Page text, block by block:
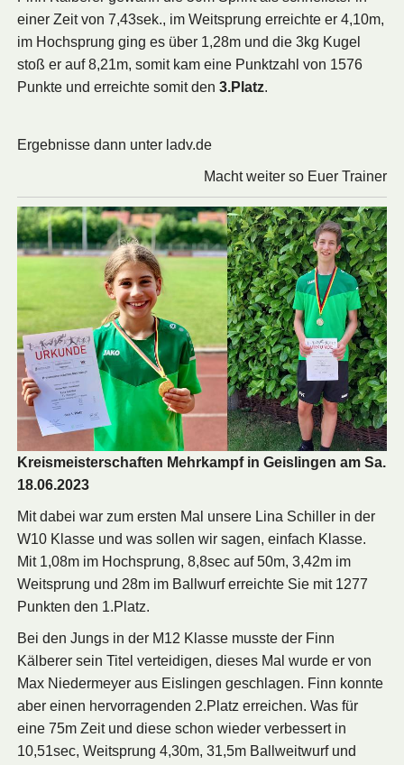
einer Zeit von 7,43sek., im Weitsprung erreichte er 4,10m,
im Hochsprung ging es über 1,28m und die 3kg Kugel
stoß er auf 8,21m, somit kam eine Punktzahl von 1576
Punkte und erreichte somit den 3.Platz.
Ergebnisse dann unter ladv.de
Macht weiter so Euer Trainer
Kreismeisterschaften Mehrkampf in Geislingen am Sa.
18.06.2023
Mit dabei war zum ersten Mal unsere Lina Schiller in der
W10 Klasse und was sollen wir sagen, einfach Klasse.
Mit 1,08m im Hochsprung, 8,8sec auf 50m, 3,42m im
Weitsprung und 28m im Ballwurf erreichte Sie mit 1277
Punkten den 1.Platz.
Bei den Jungs in der M12 Klasse musste der Finn
Kälberer sein Titel verteidigen, dieses Mal wurde er von
Max Niedermeyer aus Eislingen geschlagen. Finn konnte
aber einen hervorragenden 2.Platz erreichen. Was für
eine 75m Zeit und diese schon wieder verbessert in
10,51sec, Weitsprung 4,30m, 31,5m Ballweitwurf und